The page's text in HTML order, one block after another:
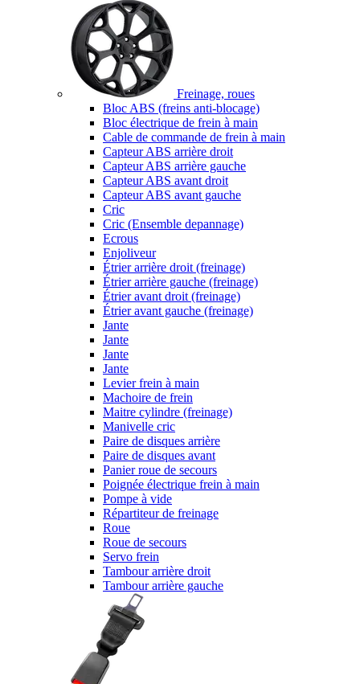
Freinage, roues
Bloc ABS (freins anti-blocage)
Bloc électrique de frein à main
Cable de commande de frein à main
Capteur ABS arrière droit
Capteur ABS arrière gauche
Capteur ABS avant droit
Capteur ABS avant gauche
Cric
Cric (Ensemble depannage)
Ecrous
Enjoliveur
Étrier arrière droit (freinage)
Étrier arrière gauche (freinage)
Étrier avant droit (freinage)
Étrier avant gauche (freinage)
Jante
Jante
Jante
Jante
Levier frein à main
Machoire de frein
Maitre cylindre (freinage)
Manivelle cric
Paire de disques arrière
Paire de disques avant
Panier roue de secours
Poignée électrique frein à main
Pompe à vide
Répartiteur de freinage
Roue
Roue de secours
Servo frein
Tambour arrière droit
Tambour arrière gauche